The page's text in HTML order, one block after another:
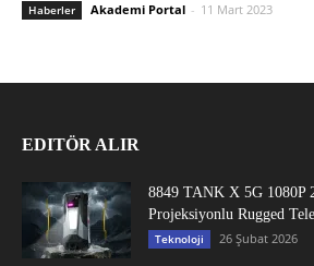
Haberler Akademi Portal - 11 Mart 2023
EDITÖR ALIR
8849 TANK X 5G 1080P
Projeksiyonlu Rugged
Teknoloji 26 Şubat 2026